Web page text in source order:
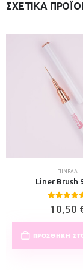
ΣΧΕΤΙΚΆ
ΠΙΝΈΛΑ
Liner Brush
0out of 5
10,50
ΠΡΟΣΘΉΚΗ